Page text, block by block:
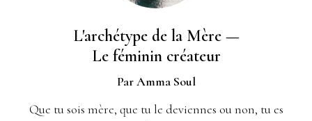
L'archétype de la Mère —
Le féminin créateur
Par Amma Soul
Que tu sois mère, que tu le deviennes ou non, tu es